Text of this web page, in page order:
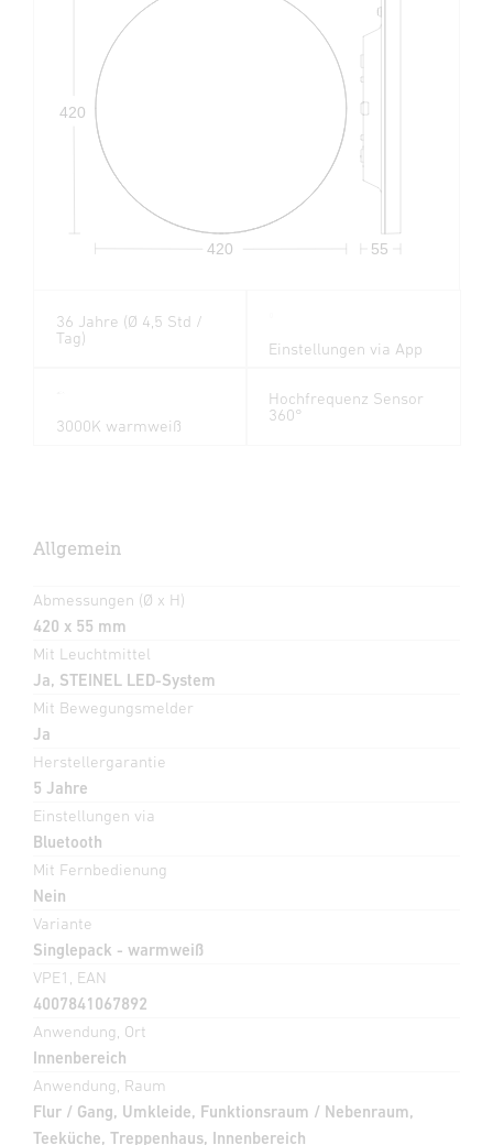
55
420
420
36 Jahre (Ø 4,5 Std /
Tag)
Einstellungen via App
3000K warmweiß
Hochfrequenz Sensor
360°
Allgemein
Abmessungen (Ø x H)
420 x 55 mm
Mit Leuchtmittel
Ja, STEINEL LED-System
Mit Bewegungsmelder
Ja
Herstellergarantie
5 Jahre
Einstellungen via
Bluetooth
Mit Fernbedienung
Nein
Variante
Singlepack - warmweiß
VPE1, EAN
4007841067892
Anwendung, Ort
Innenbereich
Anwendung, Raum
Flur / Gang, Umkleide, Funktionsraum / Nebenraum,
Teeküche, Treppenhaus, Innenbereich